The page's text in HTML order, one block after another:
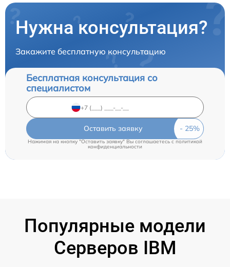
Нужна консультация?
Закажите бесплатную консультацию
Бесплатная консультация со
специалистом
Оставить заявку
Нажимая на кнопку "Оставить заявку" Вы соглашаетесь c политикой
конфиденциальности
Популярные модели
Серверов IBM